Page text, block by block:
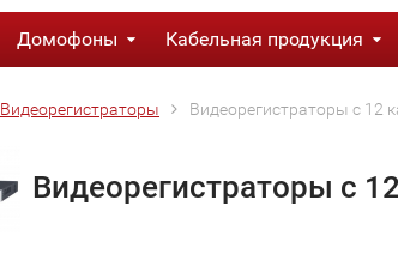
Домофоны Кабельная продукция
Видеорегистраторы Видеорегистраторы с 12
Видеорегистраторы с